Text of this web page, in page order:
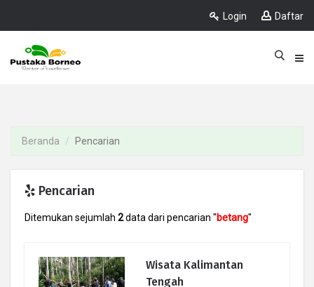
Login Daftar
Beranda Pencarian
Pencarian
Ditemukan sejumlah 2data dari pencarian "betang"
Wisata Kalimantan
Tengah